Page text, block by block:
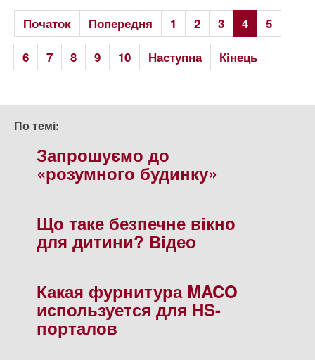
Початок Попередня 1 2 3 4
5
6
7 8 9 10 Наступна Кінець
По темі:
Запрошуємо до
«розумного будинку»
Що таке безпечне вікно
для дитини? Відео
Какая фурнитура MACO
используется для HS-
порталов